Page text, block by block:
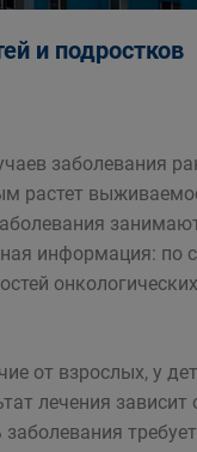
и подростков
заболевания
растет
информация: по
от взрослых, у
лечения